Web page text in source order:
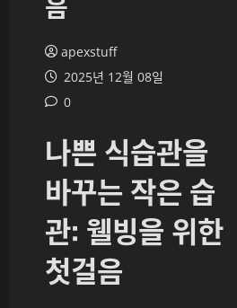
apexstuff
2025년 12월 08일
0
나쁜 식습관을
바꾸는 작은 습
관: 웰빙을 위한
첫걸음